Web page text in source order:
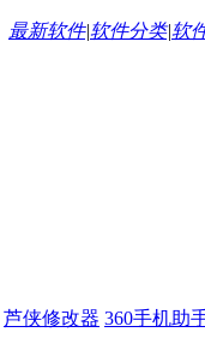
最新软件|软件分类|软
芦侠修改器 360手机助